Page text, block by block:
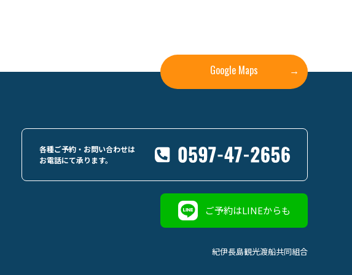
Google Maps →
各種ご予約・お問い合わせは
お電話にて承ります。
ご予約はLINEからも
紀伊長島観光渡船共同組合